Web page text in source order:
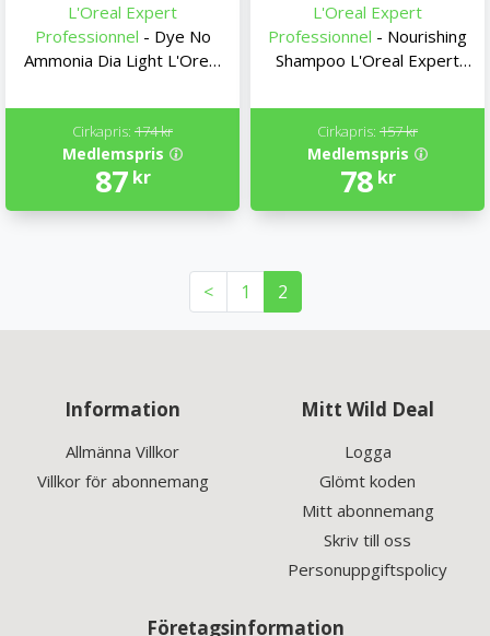
L'Oreal Expert
Professionnel - Dye No
Ammonia Dia Light L'Oreal
ml)
Medlemspris
87 kr
Cirkapris: 174 kr
L'Oreal Expert
Professionnel - Nourishing
Shampoo L'Oreal Expert
Medlemspris
78 kr
Cirkapris: 157 kr
< 1 2
Information
Allmänna Villkor
Villkor för abonnemang
Mitt Wild Deal
Logga
Glömt koden
Mitt abonnemang
Skriv till oss
Personuppgiftspolicy
Företagsinformation